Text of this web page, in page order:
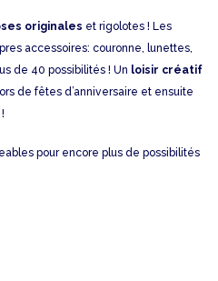
originales et rigolotes ! Les
accessoires: couronne, lunettes,
de 40 possibilités ! Un loisir créatif
de fêtes d’anniversaire et ensuite
!
pour encore plus de possibilités